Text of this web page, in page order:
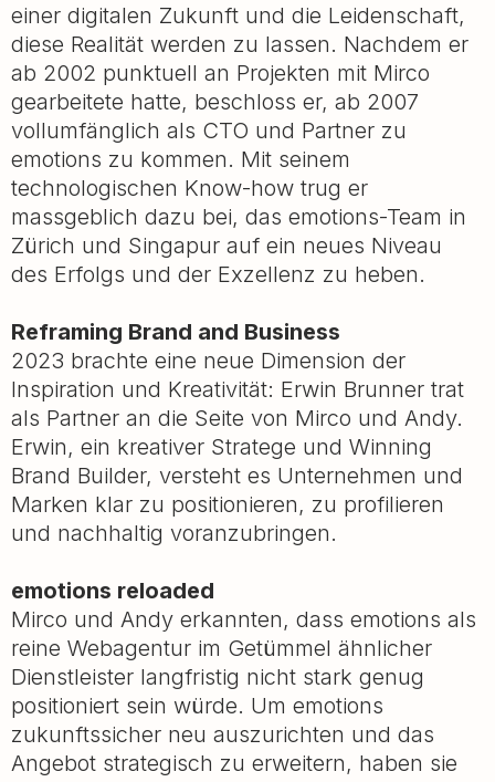
einer digitalen Zukunft und die Leidenschaft,
diese Realität werden zu lassen. Nachdem er
ab 2002 punktuell an Projekten mit Mirco
gearbeitete hatte, beschloss er, ab 2007
vollumfänglich als CTO und Partner zu
emotions zu kommen. Mit seinem
technologischen Know-how trug er
massgeblich dazu bei, das emotions-Team in
Zürich und Singapur auf ein neues Niveau
des Erfolgs und der Exzellenz zu heben.
Reframing Brand and Business
2023 brachte eine neue Dimension der
Inspiration und Kreativität: Erwin Brunner trat
als Partner an die Seite von Mirco und Andy.
Erwin, ein kreativer Stratege und Winning
Brand Builder, versteht es Unternehmen und
Marken klar zu positionieren, zu profilieren
und nachhaltig voranzubringen.
emotions reloaded
Mirco und Andy erkannten, dass emotions als
reine Webagentur im Getümmel ähnlicher
Dienstleister langfristig nicht stark genug
positioniert sein würde. Um emotions
zukunftssicher neu auszurichten und das
Angebot strategisch zu erweitern, haben sie